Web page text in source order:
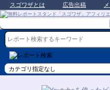
スゴワザとは 広告出稿